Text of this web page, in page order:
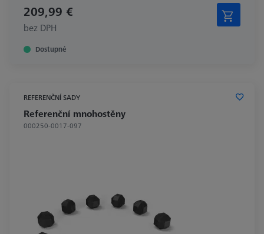
209,99 €
bez DPH
Dostupné
REFERENČNÍ SADY
Referenční mnohostěny
000250-0017-097